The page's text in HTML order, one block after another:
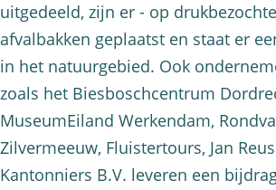
uitgedeeld, zijn er - op
afvalbakken geplaatst en staat er
in het natuurgebied. Ook
zoals het Biesboschcentrum
MuseumEiland Werkendam,
Zilvermeeuw, Fluistertours, Jan
Kantonniers B.V. leveren een